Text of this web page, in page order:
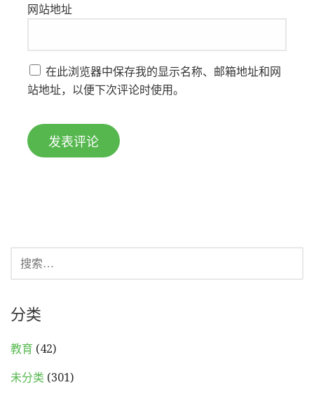
网站地址
在此浏览器中保存我的显示名称、邮箱地址和网
站地址，以便下次评论时使用。
索：
分类
教育 (42)
未分类 (301)